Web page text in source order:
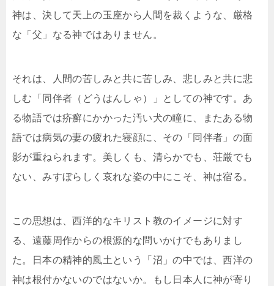
神は、決して天上の玉座から人間を裁くような、厳格
な「父」なる神ではありません。
それは、人間の苦しみと共に苦しみ、悲しみと共に悲
しむ「同伴者（どうはんしゃ）」としての神です。あ
る物語では疥癬にかかった汚い犬の瞳に、またある物
語では病気の妻の疲れた寝顔に、その「同伴者」の面
影が重ねられます。美しくも、清らかでも、荘厳でも
ない、みすぼらしく哀れな姿の中にこそ、神は宿る。
この思想は、西洋的なキリスト教のイメージに対す
る、遠藤周作からの根源的な問いかけでもありまし
た。日本の精神的風土という「沼」の中では、西洋の
神は根付かないのではないか。もし日本人に神が寄り